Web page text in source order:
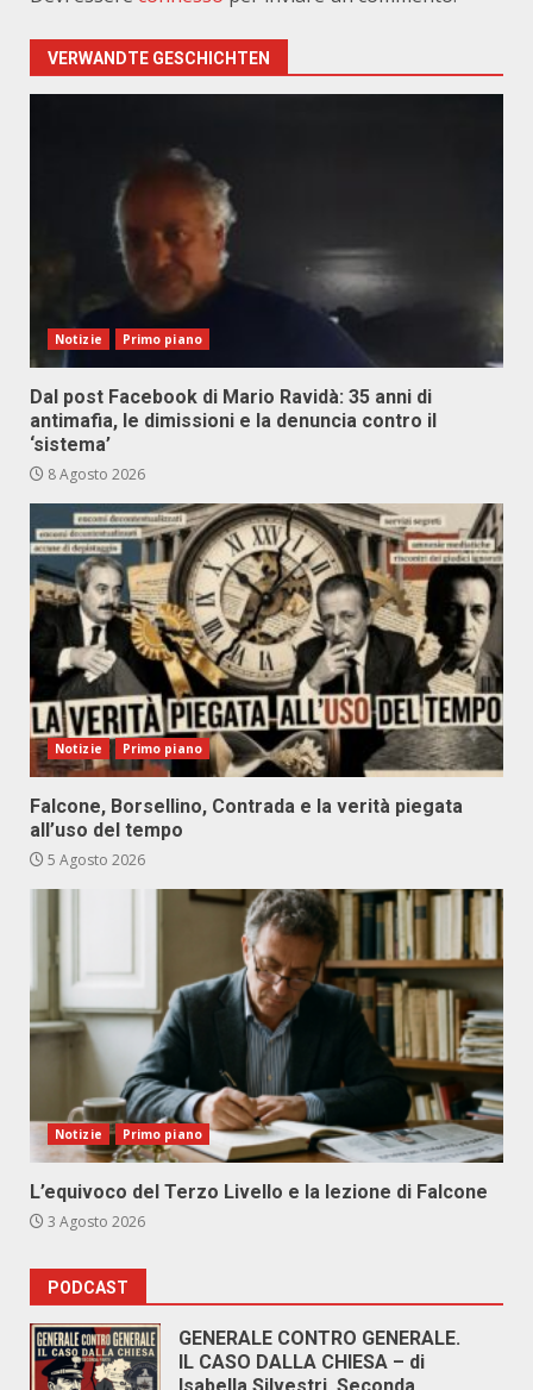
VERWANDTE GESCHICHTEN
Notizie Primo piano
Dal post Facebook di Mario Ravidà: 35 anni di
antimafia, le dimissioni e la denuncia contro il
‘sistema’
8 Agosto 2026
Notizie Primo piano
Falcone, Borsellino, Contrada e la verità piegata
all’uso del tempo
5 Agosto 2026
Notizie Primo piano
L’equivoco del Terzo Livello e la lezione di Falcone
3 Agosto 2026
PODCAST
GENERALE CONTRO GENERALE.
IL CASO DALLA CHIESA – di